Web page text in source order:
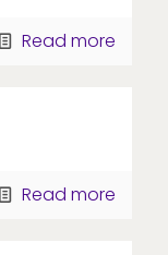
Read more
Read more